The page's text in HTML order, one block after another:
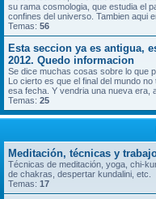
su rama cosmologia, que estudia el
confines del universo. Tambien aqui
Temas: 56
Esta seccion ya es antigua,
2012. Quedo informacion
Se dice muchas cosas sobre lo que
Lo cierto es que el final del mundo
esa fecha. Y vendria una nueva era,
Temas: 25
Meditación, técnicas y
Técnicas de meditación, yoga, chi-
de chakras, despertar kundalini, etc.
Temas: 17